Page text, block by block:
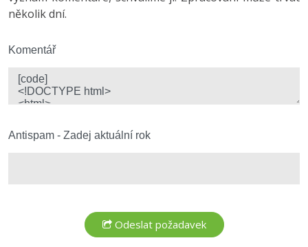
několik dní.
Komentář
Antispam - Zadej aktuální rok